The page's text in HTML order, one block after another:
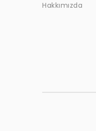
Hakkımızda